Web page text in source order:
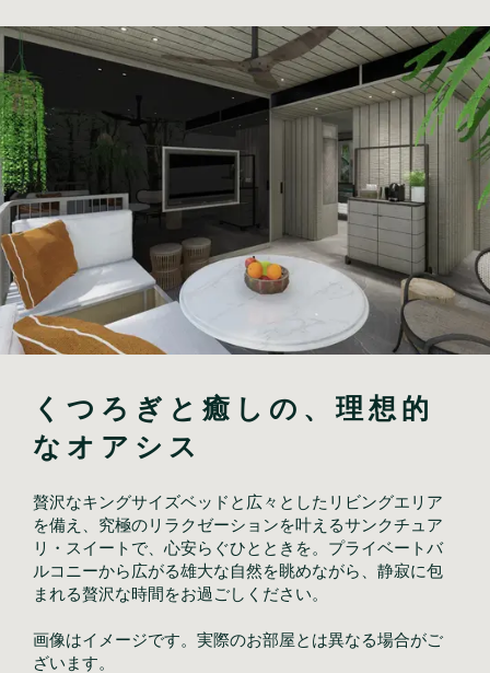
くつろぎと癒しの、理想的
なオアシス
贅沢なキングサイズベッドと広々としたリビングエリア
を備え、究極のリラクゼーションを叶えるサンクチュア
リ・スイートで、心安らぐひとときを。プライベートバ
ルコニーから広がる雄大な自然を眺めながら、静寂に包
まれる贅沢な時間をお過ごしください。
画像はイメージです。実際のお部屋とは異なる場合がご
ざいます。